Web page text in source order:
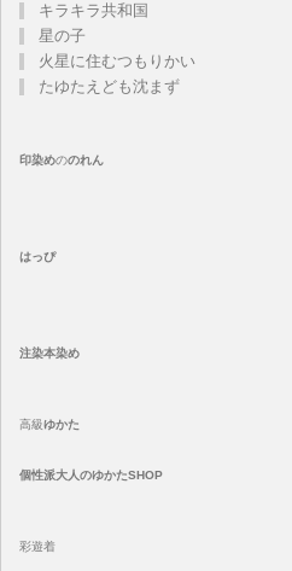
キラキラ共和国
星の子
火星に住むつもりかい
たゆたえども沈まず
印染めののれん
はっぴ
注染本染め
高級ゆかた
個性派大人のゆかたSHOP
彩遊着